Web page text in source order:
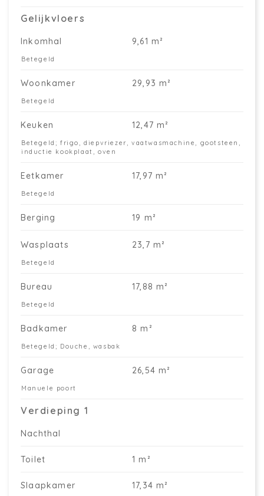
Gelijkvloers
Inkomhal 9,61 m²
Betegeld
Woonkamer 29,93 m²
Betegeld
Keuken 12,47 m²
Betegeld; frigo, diepvriezer, vaatwasmachine, gootsteen,
inductie kookplaat, oven
Eetkamer 17,97 m²
Betegeld
Berging 19 m²
Wasplaats 23,7 m²
Betegeld
Bureau 17,88 m²
Betegeld
Badkamer 8 m²
Betegeld; Douche, wasbak
Garage 26,54 m²
Manuele poort
Verdieping 1
Nachthal
Toilet 1 m²
Slaapkamer 17,34 m²